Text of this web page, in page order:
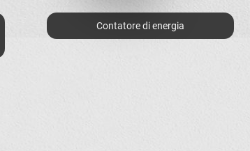
Contatore di energia